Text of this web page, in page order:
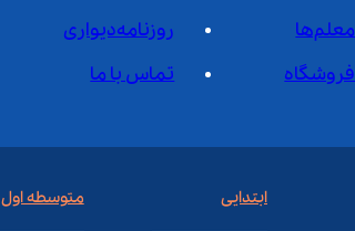
معلم‌ها
روزنامه‌دیواری
فروشگاه
تماس با ما
ابتدایی متوسطه اول